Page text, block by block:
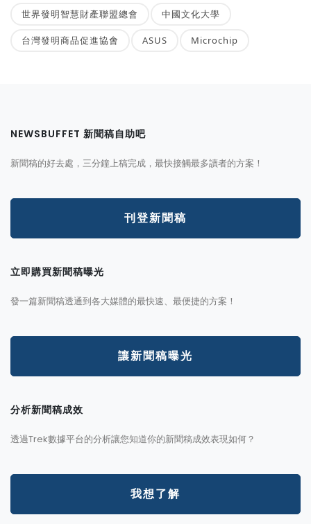
世界發明智慧財產聯盟總會 中國文化大學
台灣發明商品促進協會 ASUS Microchip
NEWSBUFFET 新聞稿自助吧
新聞稿的好去處，三分鐘上稿完成，最快接觸最多讀者的方案！
刊登新聞稿
立即購買新聞稿曝光
發一篇新聞稿透通到各大媒體的最快速、最便捷的方案！
讓新聞稿曝光
分析新聞稿成效
透過Trek數據平台的分析讓您知道你的新聞稿成效表現如何？
我想了解